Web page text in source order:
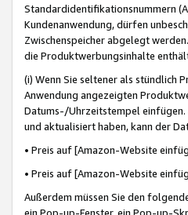
Standardidentifikationsnummern
Kundenanwendung, dürfen
Zwischenspeicher abgelegt
die Produktwerbungsinhalte
(i) Wenn Sie seltener als stündlich
Anwendung angezeigten
Datums-/Uhrzeitstempel einfügen.
und aktualisiert haben, kann der
• Preis auf [Amazon-Website
• Preis auf [Amazon-Website
Außerdem müssen Sie den
ein Pop-up-Fenster, ein Pop-up-